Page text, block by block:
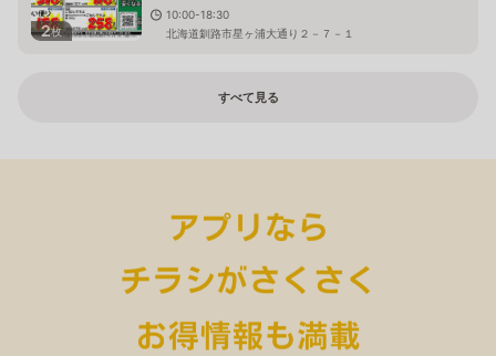
2枚
10:00-18:30
北海道釧路市星ヶ浦大通り２－７－１
すべて見る